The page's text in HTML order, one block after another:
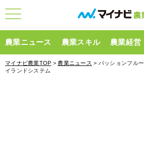
農業ニュース 農業スキル 農業経営
マイナビ農業TOP > 農業ニュース > パッションフル
イランドシステム